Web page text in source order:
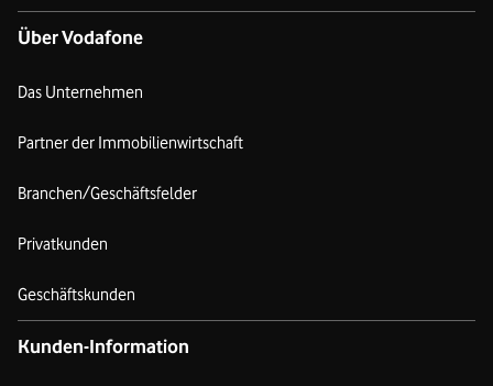
Über Vodafone
Das Unternehmen
Partner der Immobilienwirtschaft
Branchen/Geschäftsfelder
Privatkunden
Geschäftskunden
Kunden-Information